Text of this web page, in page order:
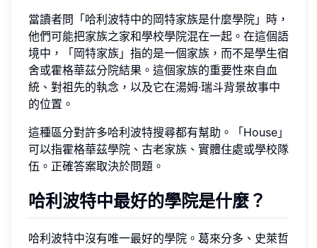
當讀者問「哈利波特中的岡特家族是什麼學院」時，
他們可能把家族之家和學校學院混在一起。在這個語
境中，「岡特家族」指的是一個家族，而不是學生宿
舍或霍格華茲分院結果。這個家族的重要性來自血
統、對祖先的執念，以及它在湯姆·瑞斗背景故事中
的位置。
這種區分對許多哈利波特搜尋都有幫助。「House」
可以指霍格華茲學院、古老家族、實體住處或學校隊
伍。正確答案取決於問題。
哈利波特中最好的學院是什麼？
哈利波特中沒有唯一最好的學院。葛來分多、史萊哲